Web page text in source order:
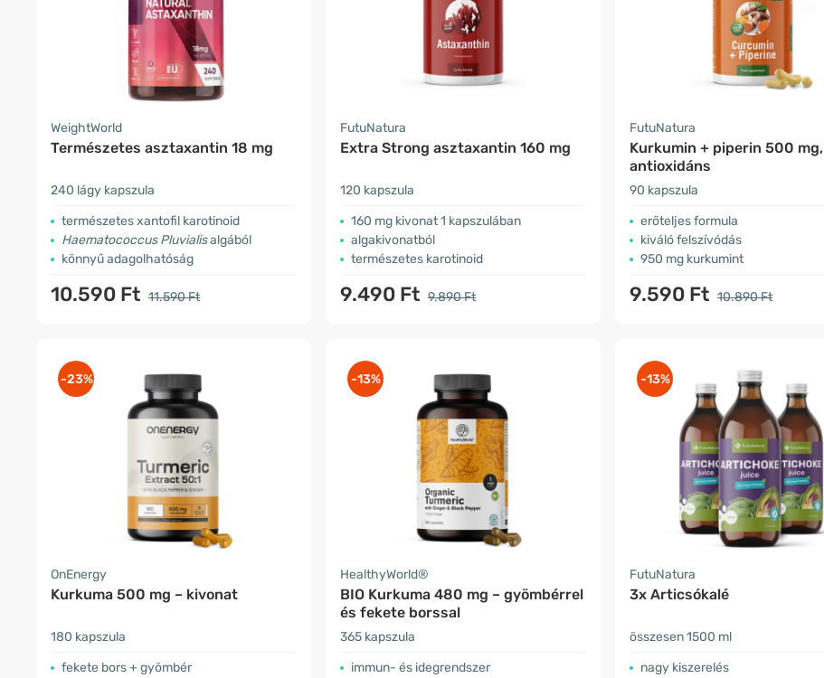
WeightWorld
Természetes asztaxantin 18 mg
240 lágy kapszula
természetes xantofil karotinoid
Haematococcus Pluvialisalgából
könnyű adagolhatóság
10.590 Ft 11.590 Ft
FutuNatura
Extra Strong asztaxantin​ 160 mg
120 kapszula
​160 mg kivonat 1 kapszulában
algakivonatból
természetes karotinoid
9.490 Ft 9.890 Ft
FutuNatura
Kurkumin + piperin 500 mg,
antioxidáns
90 kapszula
erőteljes formula
kiváló felszívódás
950 mg kurkumint
9.590 Ft 10.890 Ft
-23%
OnEnergy
Kurkuma 500 mg – kivonat
180 kapszula
fekete bors + gyömbér
-13%
HealthyWorld®
BIO Kurkuma 480 mg – gyömbérrel
és fekete borssal
365 kapszula
immun- és idegrendszer
-13%
FutuNatura
3x Articsókalé
összesen 1500 ml
nagy kiszerelés